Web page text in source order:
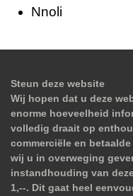
Nnoli
Steun deze website
Wij hopen dat u deze
enorme hoeveelheid
volledig draait op
commerciële en
wij u in overweging
instandhouding van
1,--. Dit gaat heel